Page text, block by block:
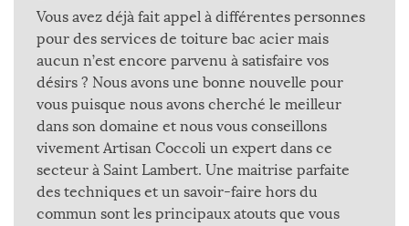
Vous avez déjà fait appel à différentes personnes
pour des services de toiture bac acier mais
aucun n’est encore parvenu à satisfaire vos
désirs ? Nous avons une bonne nouvelle pour
vous puisque nous avons cherché le meilleur
dans son domaine et nous vous conseillons
vivement Artisan Coccoli un expert dans ce
secteur à Saint Lambert. Une maitrise parfaite
des techniques et un savoir-faire hors du
commun sont les principaux atouts que vous